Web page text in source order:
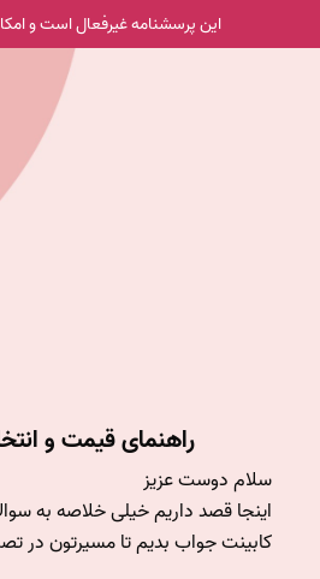
این پرسشنامه غیر‌فعال است و
راهنمای قیمت و
اینجا قصد داریم خیلی خلاصه به
کابینت جواب بدیم تا مسیرتون در